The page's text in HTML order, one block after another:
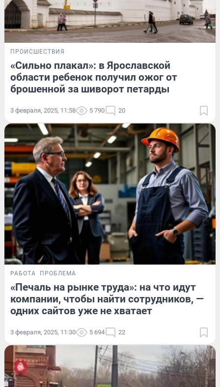
ПРОИСШЕСТВИЯ
«Сильно плакал»: в Ярославской
области ребенок получил ожог от
брошенной за шиворот петарды
3 февраля, 2025, 11:58 5 790 20
РАБОТА ПРОБЛЕМА
«Печаль на рынке труда»: на что идут
компании, чтобы найти сотрудников, —
одних сайтов уже не хватает
3 февраля, 2025, 11:30 5 694 22